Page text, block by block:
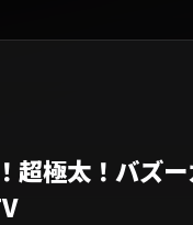
超極太！バズ